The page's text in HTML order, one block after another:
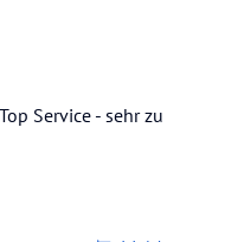
Service - sehr zu